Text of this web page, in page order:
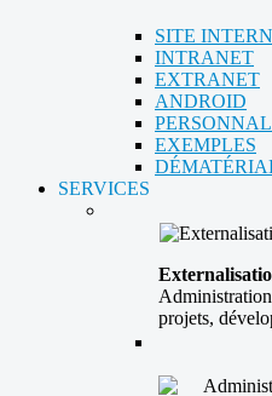
SITE
INTRANET
EXTRANET
ANDROID
EXEMPLES
SERVICES
projets,